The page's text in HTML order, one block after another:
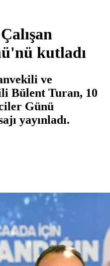
kutladı
ve
Bülent Turan, 10
Günü
yayınladı.